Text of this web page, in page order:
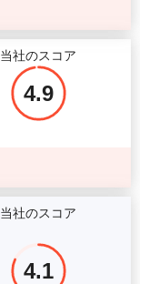
当社のスコア
4.9
当社のスコア
4.1